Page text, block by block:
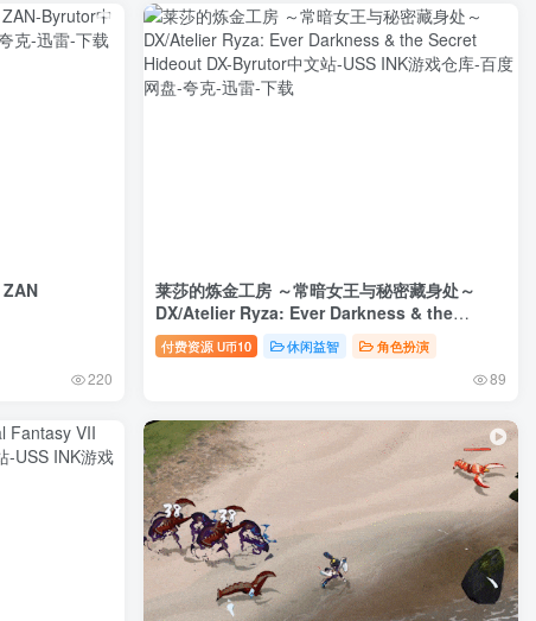
220
莱莎的炼金工房 ～常暗女王与秘密藏身处～
DX/Atelier Ryza: Ever Darkness & the
Secret Hideout DX
付费资源 U币10 休闲益智 角色扮演
89